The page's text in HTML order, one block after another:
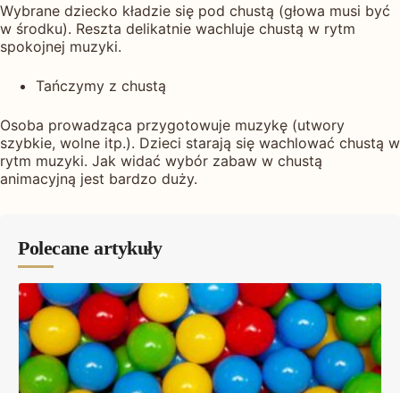
Wybrane dziecko kładzie się pod chustą (głowa musi być
w środku). Reszta delikatnie wachluje chustą w rytm
spokojnej muzyki.
Tańczymy z chustą
Osoba prowadząca przygotowuje muzykę (utwory
szybkie, wolne itp.). Dzieci starają się wachlować chustą w
rytm muzyki. Jak widać wybór zabaw w chustą
animacyjną jest bardzo duży.
Polecane artykuły